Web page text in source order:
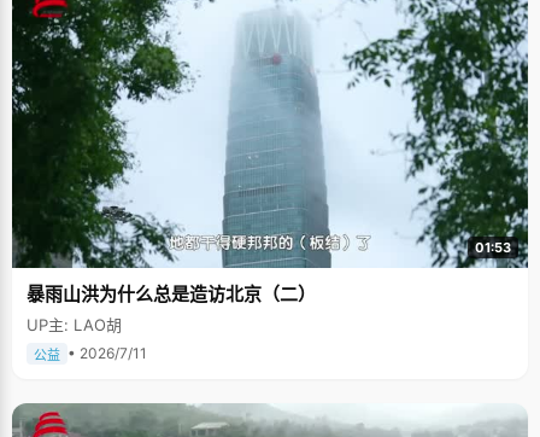
01:53
暴雨山洪为什么总是造访北京（二）
UP主: LAO胡
公益 • 2026/7/11